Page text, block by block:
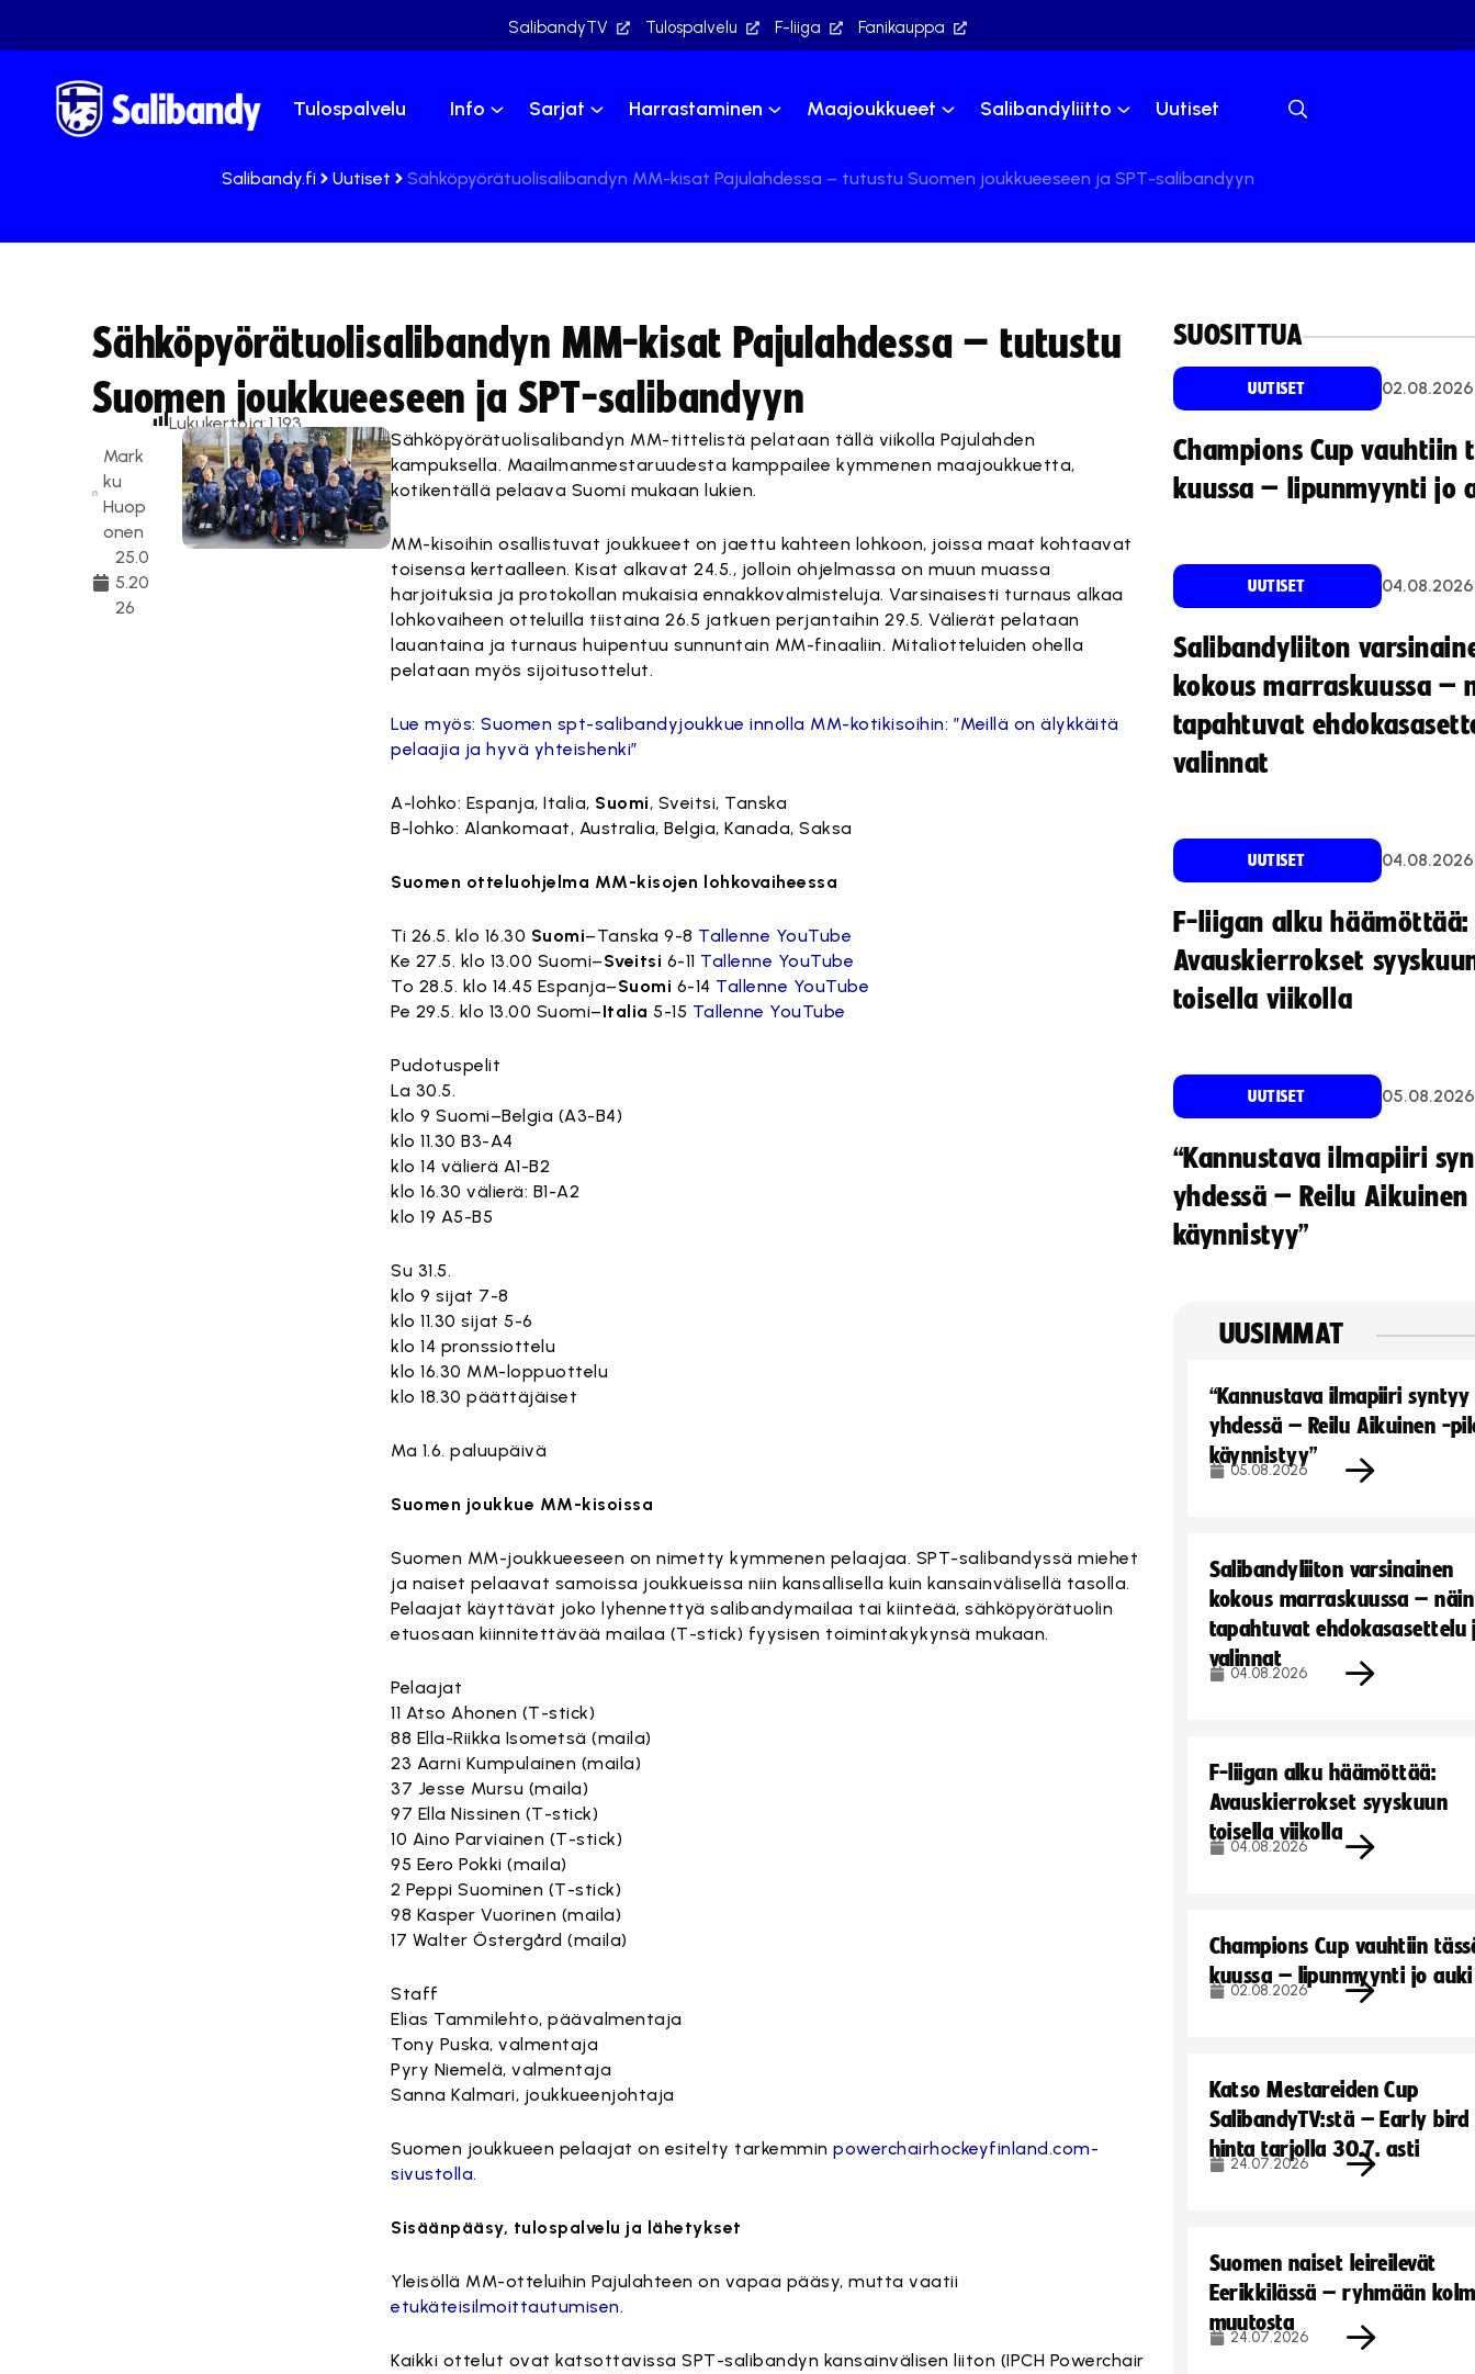
SalibandyTV Tulospalvelu F-liiga Fanikauppa
Tulospalvelu Info Sarjat Harrastaminen Maajoukkueet Salibandyliitto Uutiset
Salibandy.fi Uutiset Sähköpyörätuolisalibandyn MM-kisat Pajulahdessa – tutustu Suomen joukkueeseen ja SPT-salibandyyn
Sähköpyörätuolisalibandyn MM-kisat Pajulahdessa – tutustu
Suomen joukkueeseen ja SPT-salibandyyn
Mark
ku
Huop
onen
25.0
5.20
26
Lukukertoja:1 193
Sähköpyörätuolisalibandyn MM-tittelistä pelataan tällä viikolla Pajulahden
kampuksella. Maailmanmestaruudesta kamppailee kymmenen maajoukkuetta,
kotikentällä pelaava Suomi mukaan lukien.
MM-kisoihin osallistuvat joukkueet on jaettu kahteen lohkoon, joissa maat kohtaavat
toisensa kertaalleen. Kisat alkavat 24.5., jolloin ohjelmassa on muun muassa
harjoituksia ja protokollan mukaisia ennakkovalmisteluja. Varsinaisesti turnaus alkaa
lohkovaiheen otteluilla tiistaina 26.5 jatkuen perjantaihin 29.5. Välierät pelataan
lauantaina ja turnaus huipentuu sunnuntain MM-finaaliin. Mitaliotteluiden ohella
pelataan myös sijoitusottelut.
Lue myös: Suomen spt-salibandyjoukkue innolla MM-kotikisoihin: ”Meillä on älykkäitä
pelaajia ja hyvä yhteishenki”
A-lohko: Espanja, Italia, Suomi, Sveitsi, Tanska
B-lohko: Alankomaat, Australia, Belgia, Kanada, Saksa
Suomen otteluohjelma MM-kisojen lohkovaiheessa
Ti 26.5. klo 16.30 Suomi–Tanska 9-8 Tallenne YouTube
Ke 27.5. klo 13.00 Suomi–Sveitsi 6-11 Tallenne YouTube
To 28.5. klo 14.45 Espanja–Suomi 6-14 Tallenne YouTube
Pe 29.5. klo 13.00 Suomi–Italia 5-15 Tallenne YouTube
Pudotuspelit
La 30.5.
klo 9 Suomi–Belgia (A3-B4)
klo 11.30 B3-A4
klo 14 välierä A1-B2
klo 16.30 välierä: B1-A2
klo 19 A5-B5
Su 31.5.
klo 9 sijat 7-8
klo 11.30 sijat 5-6
klo 14 pronssiottelu
klo 16.30 MM-loppuottelu
klo 18.30 päättäjäiset
Ma 1.6. paluupäivä
Suomen joukkue MM-kisoissa
Suomen MM-joukkueeseen on nimetty kymmenen pelaajaa. SPT-salibandyssä miehet
ja naiset pelaavat samoissa joukkueissa niin kansallisella kuin kansainvälisellä tasolla.
Pelaajat käyttävät joko lyhennettyä salibandymailaa tai kiinteää, sähköpyörätuolin
etuosaan kiinnitettävää mailaa (T-stick) fyysisen toimintakykynsä mukaan.
Pelaajat
11 Atso Ahonen (T-stick)
88 Ella-Riikka Isometsä (maila)
23 Aarni Kumpulainen (maila)
37 Jesse Mursu (maila)
97 Ella Nissinen (T-stick)
10 Aino Parviainen (T-stick)
95 Eero Pokki (maila)
2 Peppi Suominen (T-stick)
98 Kasper Vuorinen (maila)
17 Walter Östergård (maila)
Staff
Elias Tammilehto, päävalmentaja
Tony Puska, valmentaja
Pyry Niemelä, valmentaja
Sanna Kalmari, joukkueenjohtaja
Suomen joukkueen pelaajat on esitelty tarkemminpowerchairhockeyfinland.com-
sivustolla.
Sisäänpääsy, tulospalvelu ja lähetykset
Yleisöllä MM-otteluihin Pajulahteen on vapaa pääsy, mutta vaatii
etukäteisilmoittautumisen.
Kaikki ottelut ovat katsottavissa SPT-salibandyn kansainvälisen liiton (IPCH Powerchair
SUOSITTUA
UUTISET 02.08.2026
Champions Cup vauhtiin
kuussa – lipunmyynti jo
UUTISET 04.08.2026
Salibandyliiton
kokous marraskuussa –
tapahtuvat
valinnat
UUTISET 04.08.2026
F-liigan alku häämöttää:
Avauskierrokset
toisella viikolla
UUTISET 05.08.2026
“Kannustava ilmapiiri
yhdessä – Reilu
käynnistyy”
UUSIMMAT
“Kannustava ilmapiiri syntyy
yhdessä – Reilu Aikuinen -
käynnistyy”
05.08.2026
Salibandyliiton varsinainen
kokous marraskuussa – näin
tapahtuvat ehdokasasettelu
valinnat
04.08.2026
F-liigan alku häämöttää:
Avauskierrokset syyskuun
toisella viikolla
04.08.2026
Champions Cup vauhtiin
kuussa – lipunmyynti jo auki
02.08.2026
Katso Mestareiden Cup
SalibandyTV:stä – Early
hinta tarjolla 30.7. asti
24.07.2026
Suomen naiset leireilevät
Eerikkilässä – ryhmään
muutosta
24.07.2026